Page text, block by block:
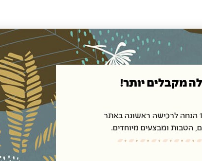
מקבלים יותר!
הטבות ומבצעים מיוחדים.